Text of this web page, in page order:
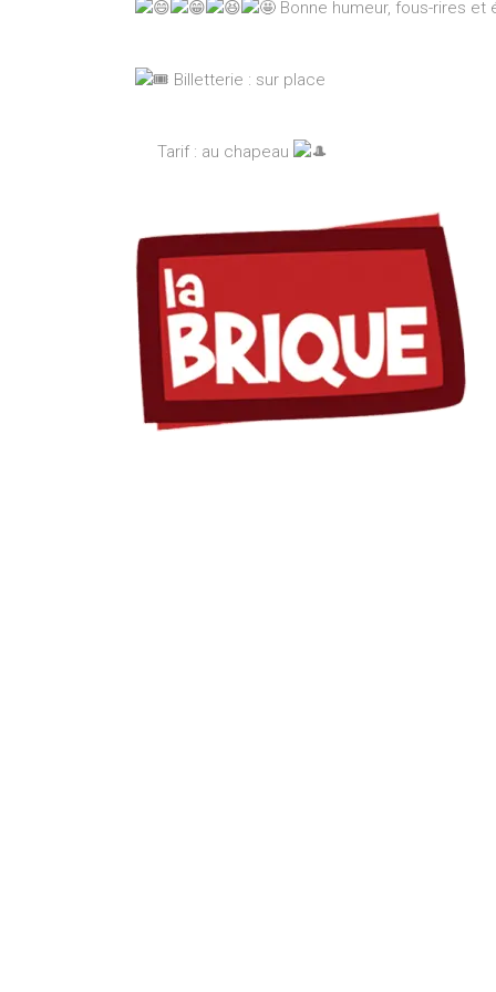
Bonne humeur, fous-rires et
Billetterie : sur place
Tarif : au chapeau